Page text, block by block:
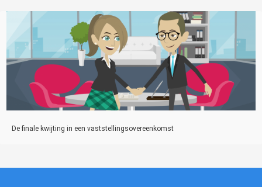
De finale kwijting in een vaststellingsovereenkomst